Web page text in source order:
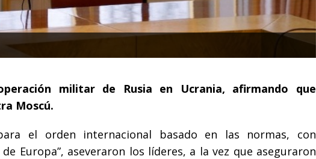
militar de Rusia en Ucrania, afirmando que
Moscú.
el orden internacional basado en las normas, con
Europa”, aseveraron los líderes, a la vez que aseguraron